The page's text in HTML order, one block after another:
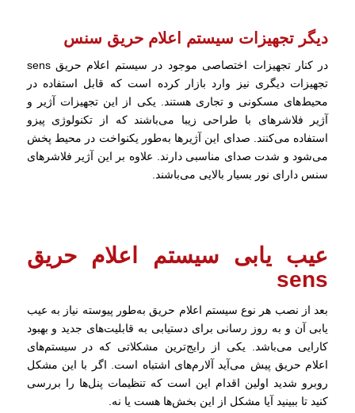
دیگر تجهیزات سیستم اعلام حریق سنس
در کنار تجهیزات اختصاصی موجود در سیستم اعلام حریق sens
تجهیزات دیگری نیز وارد بازار کرده است که قابل استفاده در
محیط‌های مسکونی و تجاری هستند. یکی از این تجهیزات آژیر و
آژیر فلاشرهای با طراحی زیبا می‌باشند که از تکنولوژی پیزو
استفاده می‌کنند. صدای این آژیرها به‌طور یکنواخت در محیط پخش
می‌شود و شدت صدای مناسبی دارند. علاوه بر این آژیر فلاشرهای
سنس دارای نور بسیار بالایی می‌باشند.
عیب یابی سیستم اعلام حریق
sens
بعد از نصب هر نوع سیستم اعلام حریق به‌طور پیوسته نیاز به عیب
یابی آن و به روز رسانی برای دستیابی به قابلیت‌های جدید و بهبود
کارایی می‌باشد. یکی از رایج‌ترین مشکلاتی که در سیستم‌های
اعلام حریق پیش می‌آید آلارم‌های اشتباه است. اگر با این مشکل
روبرو شدید اولین اقدام این است که تنظیمات پنل‌ها را بررسی
کنید تا ببینید آیا مشکل از این بخش‌ها هست یا نه.